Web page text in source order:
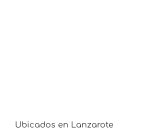
Ubicados en Lanzarote